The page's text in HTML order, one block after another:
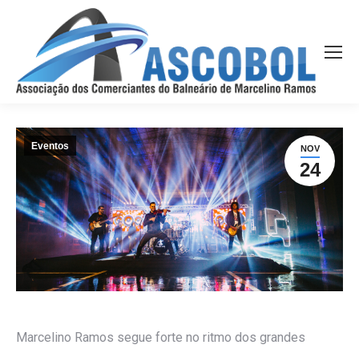
NOV
24
Eventos
Marcelino Ramos segue forte no ritmo dos grandes